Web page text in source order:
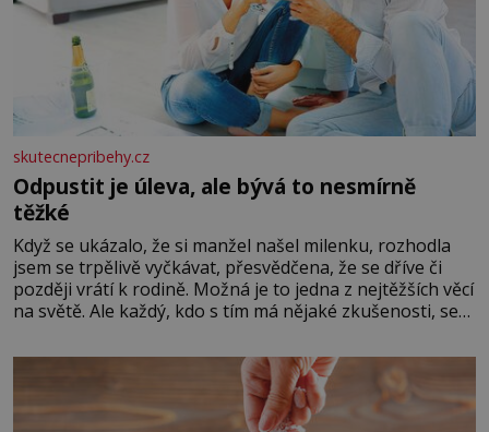
skutecnepribehy.cz
Odpustit je úleva, ale bývá to nesmírně
těžké
Když se ukázalo, že si manžel našel milenku, rozhodla
jsem se trpělivě vyčkávat, přesvědčena, že se dříve či
později vrátí k rodině. Možná je to jedna z nejtěžších věcí
na světě. Ale každý, kdo s tím má nějaké zkušenosti, se
Když se ke mně doneslo, že si manžel pořídil milenku,